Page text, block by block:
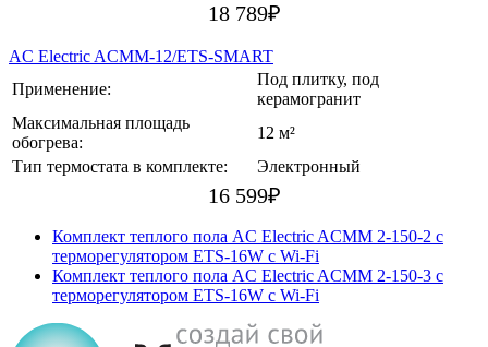
18 789₽
AC Electric ACMM-12/ETS-SMART
Применение:
Под плитку, под
керамогранит
Максимальная площадь
обогрева:
12 м²
Тип термостата в комплекте:
Электронный
16 599₽
Комплект теплого пола AC Electric ACMM 2-150-2 с
терморегулятором ETS-16W с Wi-Fi
Комплект теплого пола AC Electric ACMM 2-150-3 с
терморегулятором ETS-16W с Wi-Fi